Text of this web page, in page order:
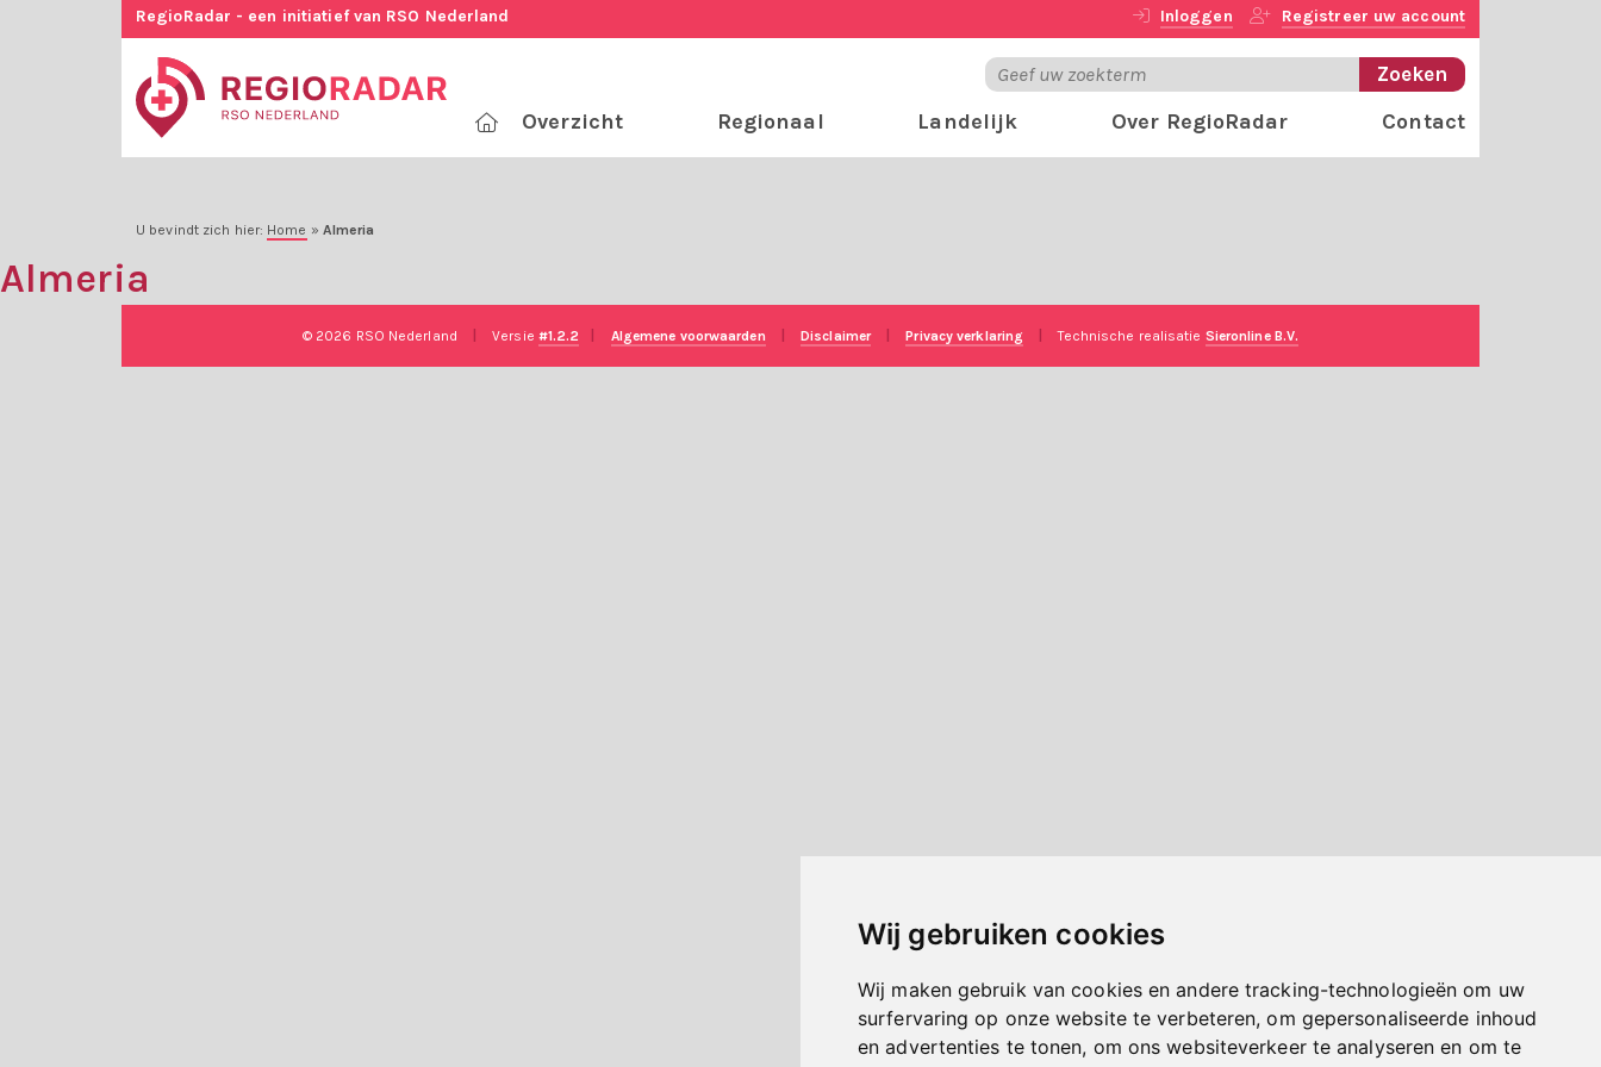
Wij gebruiken cookies
Wij maken gebruik van cookies en andere tracking-technologieën om uw
surfervaring op onze website te verbeteren, om gepersonaliseerde inhoud
en advertenties te tonen, om ons websiteverkeer te analyseren en om te
RegioRadar - een initiatief van RSO Nederland Inloggen Registreer uw account
Overzicht Regionaal Landelijk Over RegioRadar Contact
U bevindt zich hier: Home » Almeria
Almeria
© 2026 RSO Nederland Versie #1.2.2 Algemene voorwaarden Disclaimer Privacy verklaring Technische realisatie Sieronline B.V.